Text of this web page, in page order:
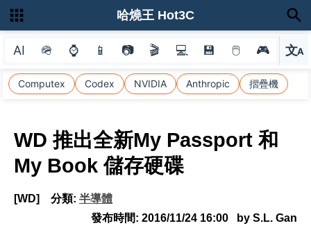
AI 🪖 ⌚ 📱 📷 🎬 💻 💾 🖱 🎮 文A
選
Computex Codex NVIDIA Anthropic 摺疊機
哈燒王 Hot3C
WD 推出全新My Passport 和
My Book 儲存硬碟
[WD] 分類: 半導體
發布時間: 2016/11/24 16:00 by S.L. Gan